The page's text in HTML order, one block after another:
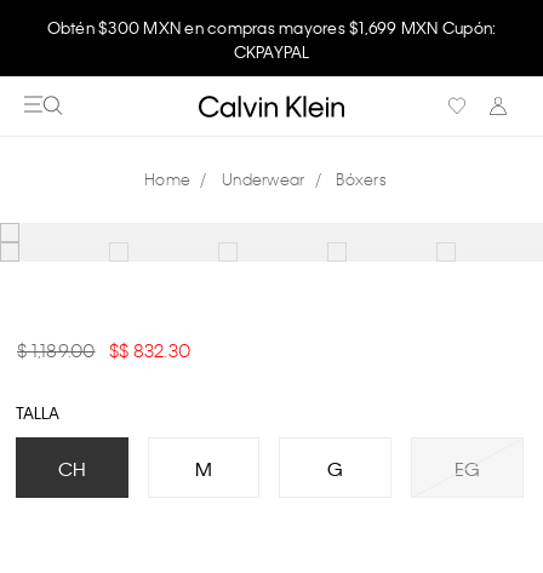
Obtén $300 MXN en compras mayores $1,699 MXN Cupón:
CKPAYPAL
Underwear Bóxers
$ 1,189.00 $ 832.30
TALLA
CH M G EG